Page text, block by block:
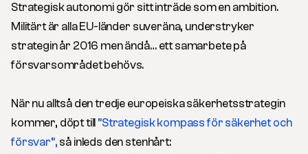
Strategisk autonomi gör sitt inträde som en ambition.
Militärt är alla EU-länder suveräna, understryker
strategin år 2016 men ändå… ett samarbete på
försvarsområdet behövs.
När nu alltså den tredje europeiska säkerhetsstrategin
kommer, döpt till ”Strategisk kompass för säkerhet och
försvar”, så inleds den stenhårt: